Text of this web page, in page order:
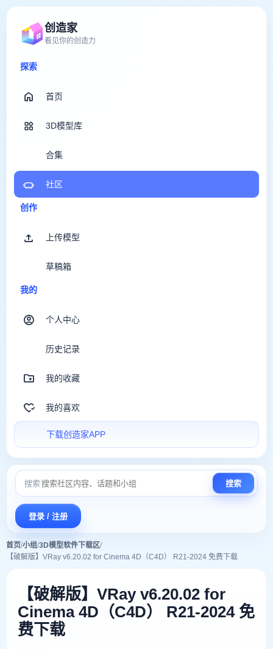
创造家
看见你的创造力
探索
首页
3D模型库
合集
社区
创作
上传模型
草稿箱
我的
个人中心
历史记录
我的收藏
我的喜欢
下载创造家APP
搜索 搜索
登录 / 注册
首页/小组/3D模型软件下载区/
【破解版】VRay v6.20.02 for Cinema 4D（C4D） R21-2024 免费下载
【破解版】VRay v6.20.02 for
Cinema 4D（C4D） R21-2024 免
费下载